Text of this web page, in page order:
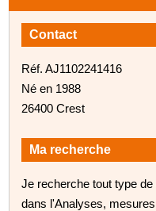
Contact
Réf. AJ1102241416
Né en 1988
26400 Crest
Ma recherche
Je recherche tout type
dans l'Analyses,